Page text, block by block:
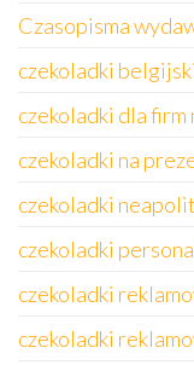
Czasopisma
czekoladki
czekoladki dla firm
czekoladki na
czekoladki
czekoladki
czekoladki
czekoladki